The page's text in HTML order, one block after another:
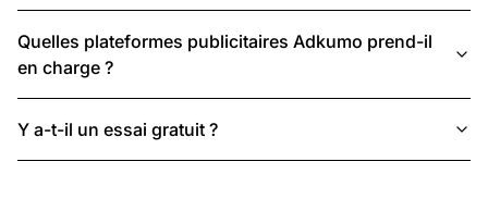
Quelles plateformes publicitaires Adkumo prend-il
en charge ?
Y a-t-il un essai gratuit ?